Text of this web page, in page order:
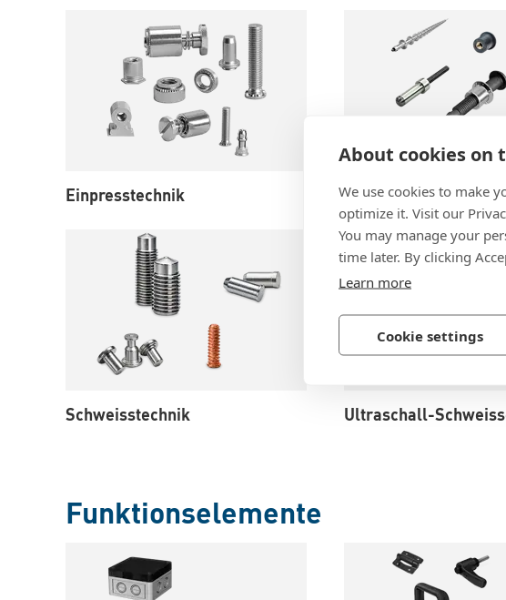
About cookies on
We use cookies to make
optimize it. Visit our
You may manage your
time later. By clicking
Learn more
Cookie settings
Einpresstechnik Niettechnik
Schweisstechnik Ultraschall-
Funktionselemente